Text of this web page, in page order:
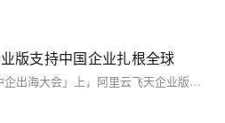
版支持中国企业扎根全球
今天，在阿里云主办的「2025中企出海大会」上，阿里云飞天企业版（Apsara Stack）正式发布最新国际化产品与服务能力，全面助力中企出海和国际市场。阿里云专有云应急服务负责人张淑芬在大会发表“飞天企业版-本地化专有云计算服务”主题演讲，深入解读飞天企业版面向中企出海的三大核心产品解决方案，以及阿里云在全球化部署与生态合作方面的实践成果与战略布局。